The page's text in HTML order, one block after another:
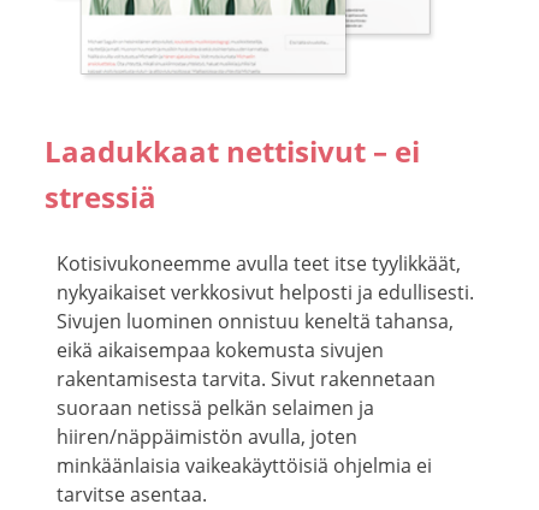
Laadukkaat nettisivut – ei
stressiä
Kotisivukoneemme avulla teet itse tyylikkäät,
nykyaikaiset verkkosivut helposti ja edullisesti.
Sivujen luominen onnistuu keneltä tahansa,
eikä aikaisempaa kokemusta sivujen
rakentamisesta tarvita. Sivut rakennetaan
suoraan netissä pelkän selaimen ja
hiiren/näppäimistön avulla, joten
minkäänlaisia vaikeakäyttöisiä ohjelmia ei
tarvitse asentaa.